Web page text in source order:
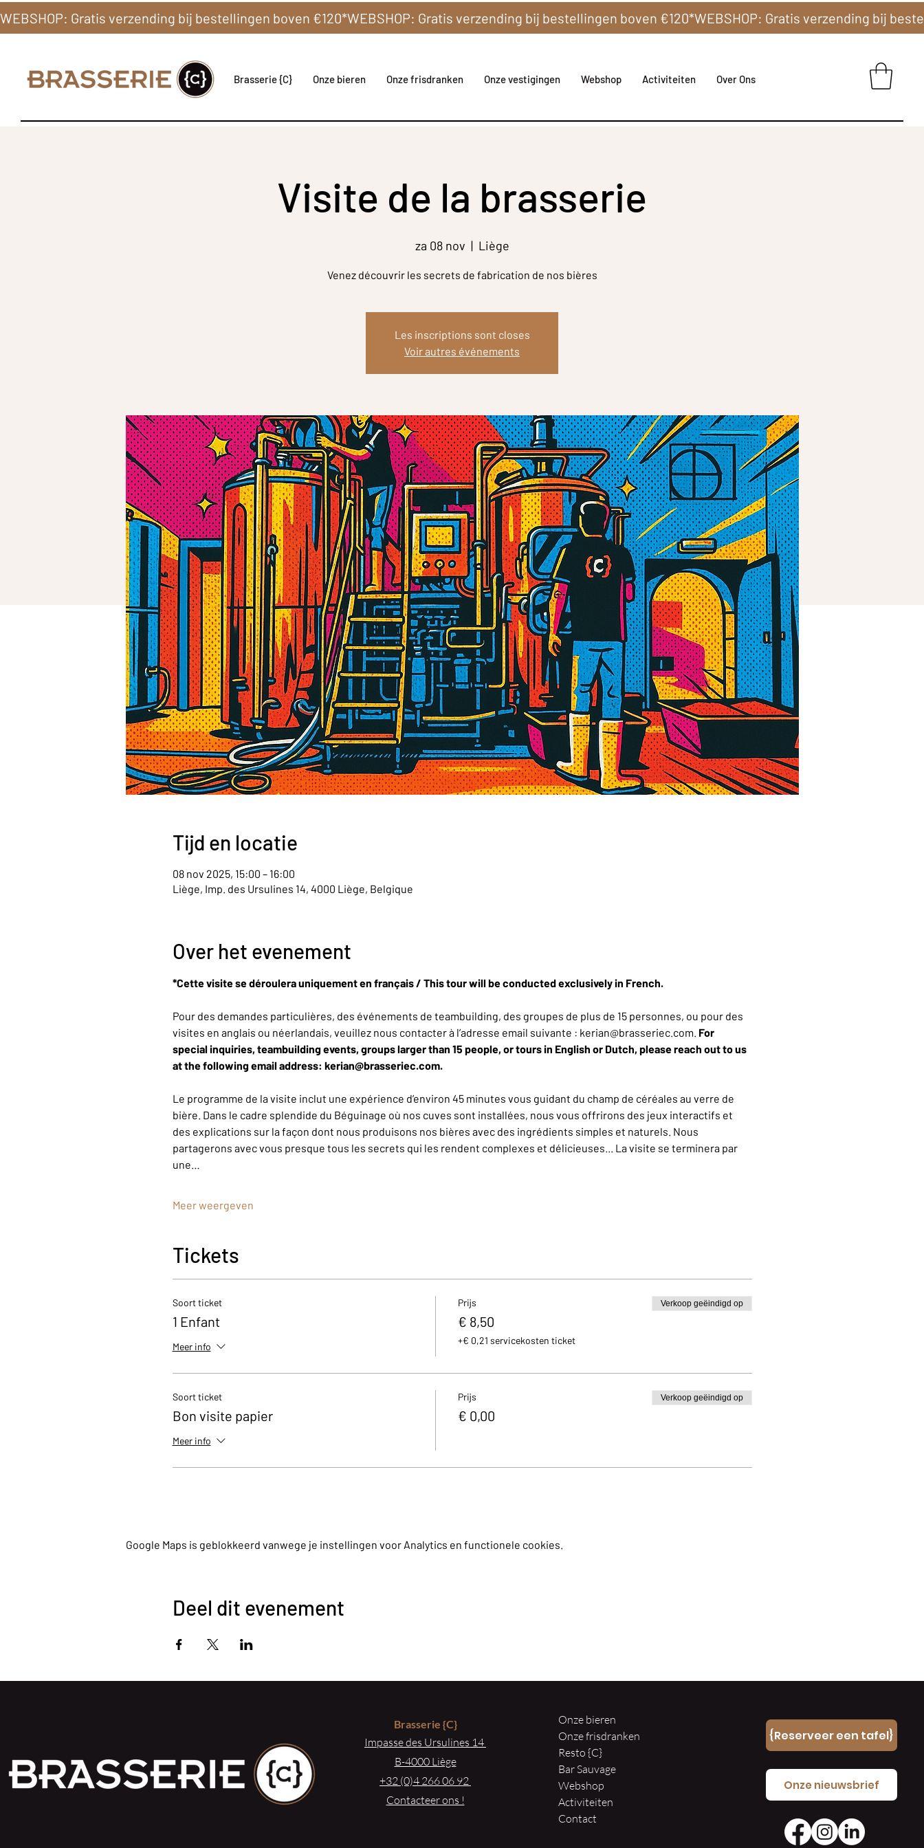
Brasserie {C} Onze bieren Onze frisdranken Onze vestigingen Webshop Activiteiten Over Ons
Visite de la brasserie
za 08 nov
  |
Liège
Venez découvrir les secrets de fabrication de nos bières
Les inscriptions sont closes
Voir autres événements
Tijd en locatie
08 nov 2025, 15:00 – 16:00
Liège, Imp. des Ursulines 14, 4000 Liège, Belgique
Over het evenement
*Cette visite se déroulera uniquement en français / This tour will be conducted exclusively in French.
Pour des demandes particulières, des événements de teambuilding, des groupes de plus de 15 personnes, ou pour des
visites en anglais ou néerlandais, veuillez nous contacter à l’adresse email suivante : kerian@brasseriec.com. For
special inquiries, teambuilding events, groups larger than 15 people, or tours in English or Dutch, please reach out to us
at the following email address: kerian@brasseriec.com.
Le programme de la visite inclut une expérience d’environ 45 minutes vous guidant du champ de céréales au verre de
bière. Dans le cadre splendide du Béguinage où nos cuves sont installées, nous vous offrirons des jeux interactifs et
des explications sur la façon dont nous produisons nos bières avec des ingrédients simples et naturels. Nous
partagerons avec vous presque tous les secrets qui les rendent complexes et délicieuses... La visite se terminera par
une…
Meer weergeven
Tickets
Soort ticket
1 Enfant
Meer info
Prijs
€ 8,50
+€ 0,21 servicekosten ticket
Verkoop geëindigd op
Soort ticket
Bon visite papier
Meer info
Prijs
€ 0,00
Verkoop geëindigd op
Google Maps is geblokkeerd vanwege je instellingen voor Analytics en functionele cookies.
Deel dit evenement
Brasserie{C}
Impasse des Ursulines 14
B-4000 Liège
+32 (0)4 266 06 92
Contacteer ons !
Onze bieren
Onze frisdranken
Resto {C}
Bar Sauvage
Webshop
Activiteiten
Contact
{Reserveer een tafel}
Onze nieuwsbrief